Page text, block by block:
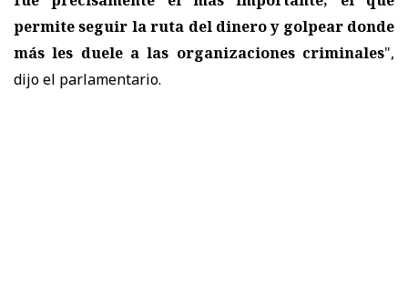
permite seguir la ruta del dinero y golpear donde
más les duele a las organizaciones criminales",
dijo el parlamentario.